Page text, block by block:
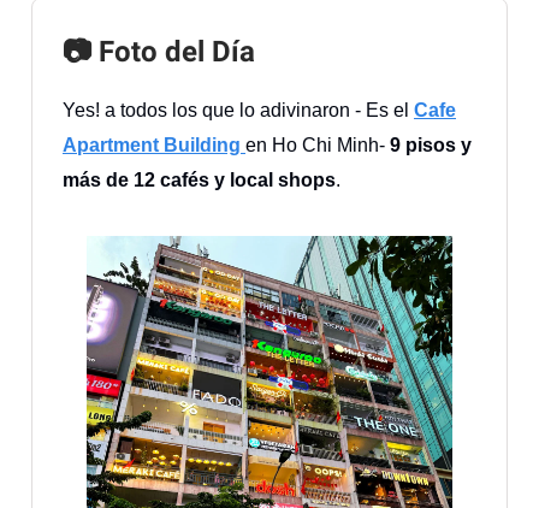
📷 Foto del Día
Yes! a todos los que lo adivinaron - Es el Cafe
Apartment Building en Ho Chi Minh- 9 pisos y
más de 12 cafés y local shops.